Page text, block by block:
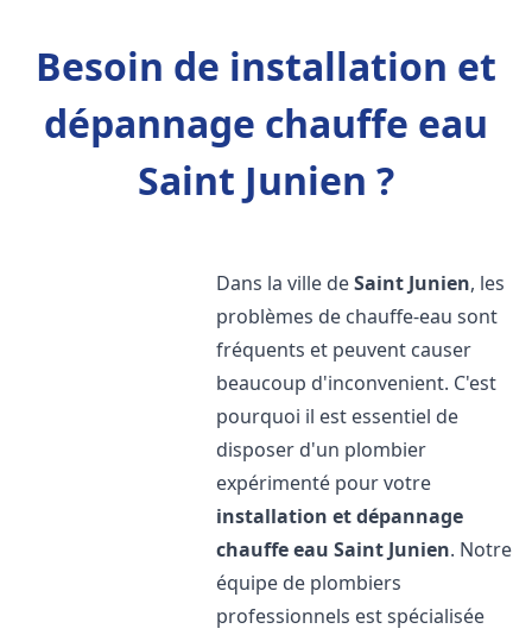
Besoin de installation et
dépannage chauffe eau
Saint Junien ?
Dans la ville deSaint Junien, les
problèmes de chauffe-eau sont
fréquents et peuvent causer
beaucoup d'inconvenient. C'est
pourquoi il est essentiel de
disposer d'un plombier
expérimenté pour votre
installation et dépannage
chauffe eau Saint Junien. Notre
équipe de plombiers
professionnels est spécialisée